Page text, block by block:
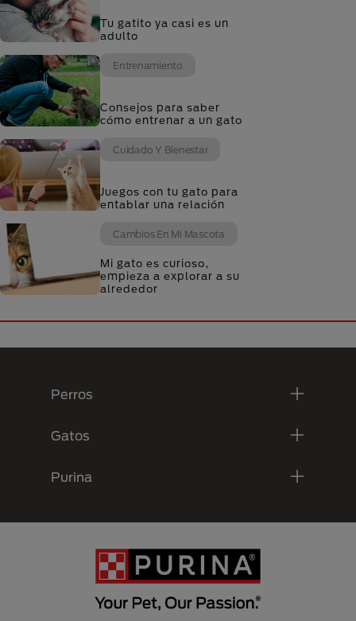
Tu gatito ya casi es un
adulto
Entrenamiento
Consejos para saber
cómo entrenar a un gato
Cuidado Y Bienestar
Juegos con tu gato para
entablar una relación
Cambios En Mi Mascota
Mi gato es curioso,
empieza a explorar a su
alrededor
Perros
Gatos
Purina